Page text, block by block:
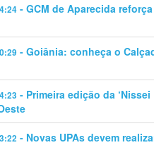
- GCM de Aparecida
- Goiânia: conheça o
- Primeira edição da
- Novas UPAs devem